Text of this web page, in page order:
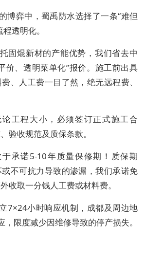
博弈中，蜀禹防水选择了一条“难但
程透明化。
托固焜新材的产能优势，我们省去中
价、透明菜单化”报价。施工前出具
、人工费一目了然， 绝无远程费、
论工程大小，必须签订正式施工合
验收规范及质保条款。
于承诺5-10年质量保修期 ！质保期
不可抗力导致的渗漏，我们承诺免
外收取一分钱人工费或材料费。
7×24小时响应机制，成都及周边地
，限度减少因维修导致的停产损失。